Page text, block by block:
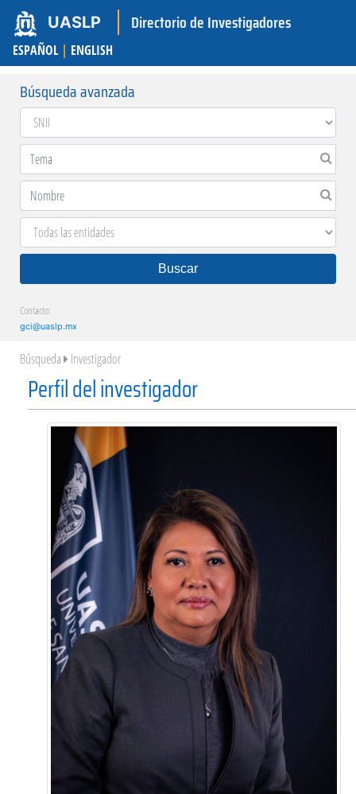
UASLP Directorio de Investigadores
ESPAÑOL | ENGLISH
Búsqueda avanzada
Buscar
Contacto:
gci@uaslp.mx
Búsqueda Investigador
Perfil del investigador